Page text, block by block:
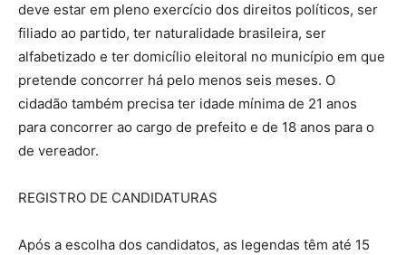
deve estar em pleno exercício dos direitos políticos, ser
filiado ao partido, ter naturalidade brasileira, ser
alfabetizado e ter domicílio eleitoral no município em que
pretende concorrer há pelo menos seis meses. O
cidadão também precisa ter idade mínima de 21 anos
para concorrer ao cargo de prefeito e de 18 anos para o
de vereador.
REGISTRO DE CANDIDATURAS
Após a escolha dos candidatos, as legendas têm até 15